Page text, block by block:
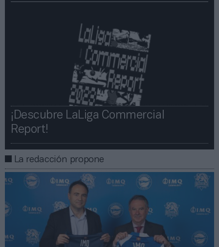
¡Descubre LaLiga Commercial
Report!​​
La redacción propone